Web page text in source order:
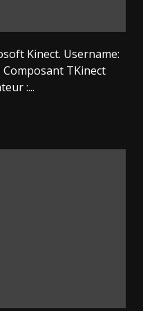
Kinect. Username:
TKinect
:...